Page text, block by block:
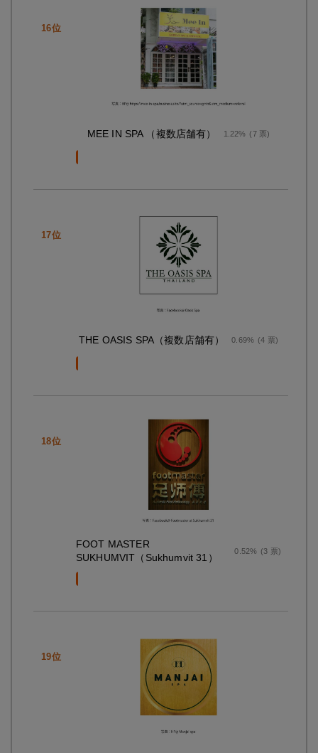
MEE IN SPA （複数店舗有） 1.22% (7 票)
THE OASIS SPA（複数店舗有） 0.69% (4 票)
FOOT MASTER
SUKHUMVIT（Sukhumvit 31）
0.52% (3 票)